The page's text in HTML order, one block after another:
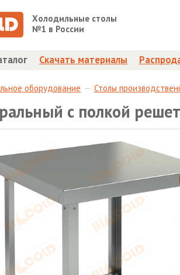
Холодильные столы
№1 в России
Скачать материалы
оборудование Столы
с полкой